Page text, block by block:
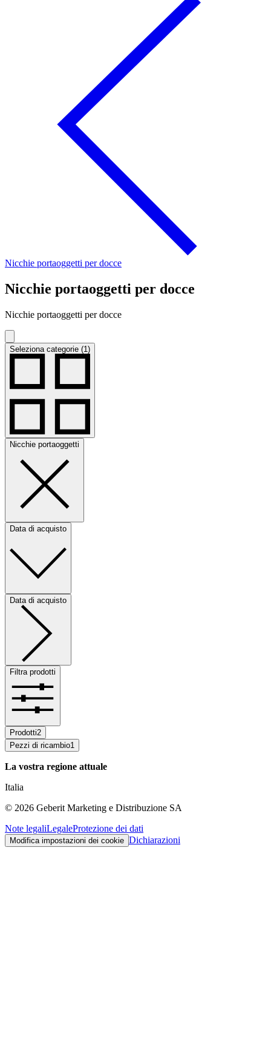
Nicchie portaoggetti per docce
Nicchie portaoggetti per docce
Nicchie portaoggetti per docce
Seleziona categorie (1)
Nicchie portaoggetti
Data di acquisto
Data di acquisto
Filtra prodotti
Prodotti2
Pezzi di ricambio1
La vostra regione attuale
Italia
© 2026 Geberit Marketing e Distribuzione SA
Note legaliLegaleProtezione dei dati
Modifica impostazioni dei cookie Dichiarazioni